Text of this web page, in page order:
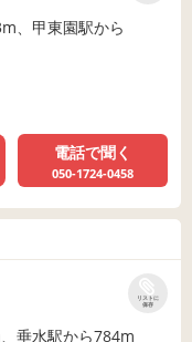
、甲東園駅から
電話で聞く
050-1724-0458
リストに
保存
垂水駅から784m